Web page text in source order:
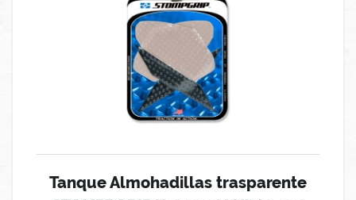
Tanque Almohadillas trasparente